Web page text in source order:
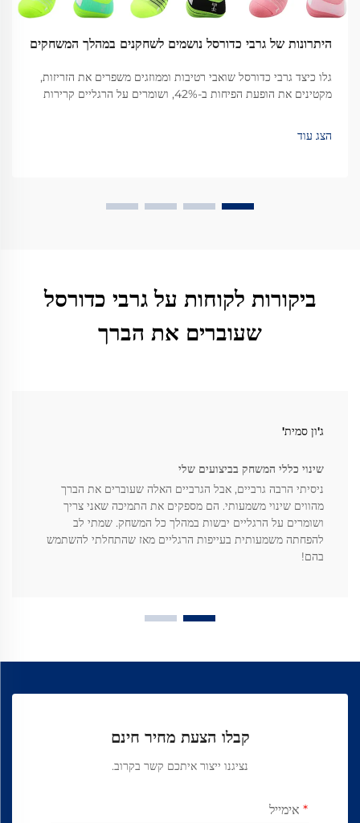
היתרונות של גרבי כדורסל נושמים לשחקנים במהלך המשחקים
גלו כיצד גרבי כדורסל שואבי רטיבות וממוזגים משפרים את הזריזות,
מקטינים את הופעת הפיחות ב-42%, ושומרים על הרגליים קרירות
הצג עוד
ביקורות לקוחות על גרבי כדורסל
שעוברים את הברך
ג'ון סמית'
שינוי כללי המשחק בביצועים שלי
ניסיתי הרבה גרביים, אבל הגרביים האלה שעוברים את הברך
מהווים שינוי משמעותי. הם מספקים את התמיכה שאני צריך
ושומרים על הרגליים יבשות במהלך כל המשחק. שמתי לב
להפחתה משמעותית בעייפות הרגליים מאז שהתחלתי להשתמש
בהם!
קבלו הצעת מחיר חינם
נציגנו ייצור איתכם קשר בקרוב.
אימייל